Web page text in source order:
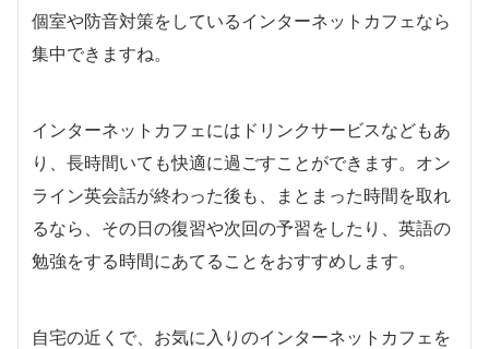
個室や防音対策をしているインターネットカフェなら
集中できますね。
インターネットカフェにはドリンクサービスなどもあ
り、長時間いても快適に過ごすことができます。オン
ライン英会話が終わった後も、まとまった時間を取れ
るなら、その日の復習や次回の予習をしたり、英語の
勉強をする時間にあてることをおすすめします。
自宅の近くで、お気に入りのインターネットカフェを